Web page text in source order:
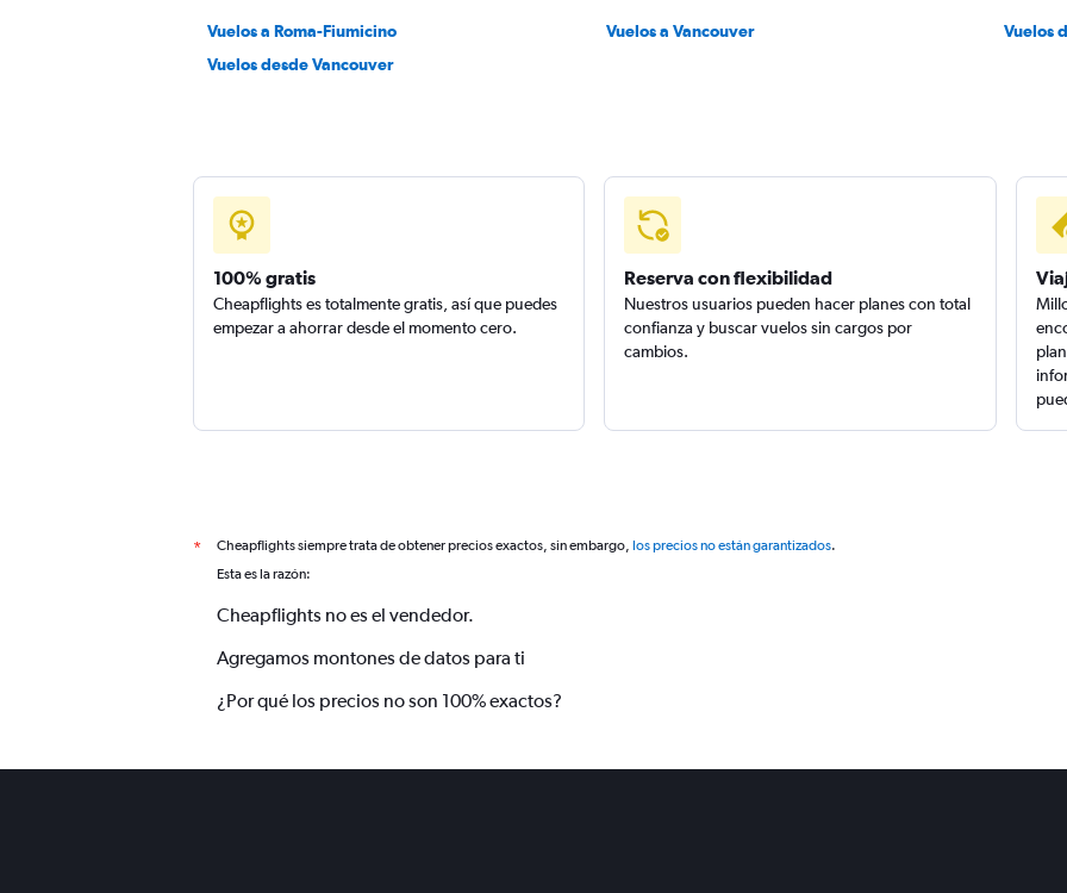
Vuelos a Roma-Fiumicino Vuelos a Vancouver
Vuelos
Vuelos desde Vancouver
100% gratis
Cheapflights es totalmente gratis, así que puedes
empezar a ahorrar desde el momento cero.
Reserva con flexibilidad
Nuestros usuarios pueden hacer planes con total
confianza y buscar vuelos sin cargos por
cambios.
* Cheapflights siempre trata de obtener precios exactos, sin embargo, los precios no están garantizados.
Esta es la razón:
Cheapflights no es el vendedor.
Agregamos montones de datos para ti
¿Por qué los precios no son 100% exactos?